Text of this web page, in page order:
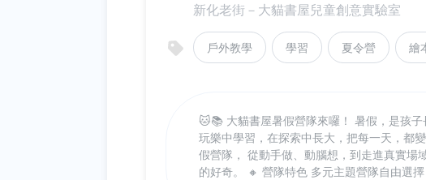
新化老街－大貓書屋兒童創意實驗室
戶外教學 學習 夏令營 繪
🐱📚 大貓書屋暑假營隊來囉！ 暑假，是孩
玩樂中學習，在探索中長大，把每一天，都
假營隊， 從動手做、動腦想，到走進真實場
的好奇。 🔸 營隊特色 多元主題營隊自由選